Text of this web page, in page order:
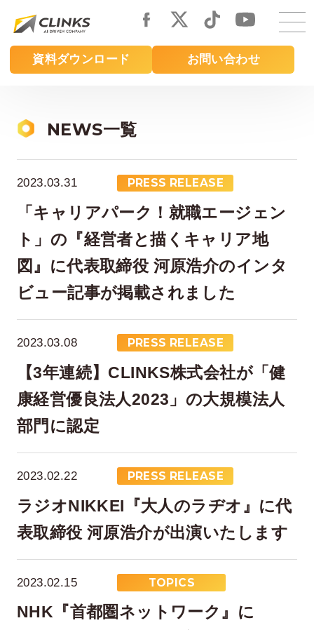
main
content
資料ダウンロード お問い合わせ
在宅率
2026年7月時点
社員数
1,290
2026年6月時点
NEWS一覧
2023.03.31 PRESS RELEASE
「キャリアパーク！就職エージェン
ト」の『経営者と描くキャリア地
図』に代表取締役 河原浩介のインタ
ビュー記事が掲載されました
2023.03.08 PRESS RELEASE
【3年連続】CLINKS株式会社が「健
康経営優良法人2023」の大規模法人
部門に認定
2023.02.22 PRESS RELEASE
ラジオNIKKEI『大人のラヂオ』に代
表取締役 河原浩介が出演いたします
2023.02.15 TOPICS
NHK『首都圏ネットワーク』に